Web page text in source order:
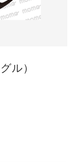
ル）